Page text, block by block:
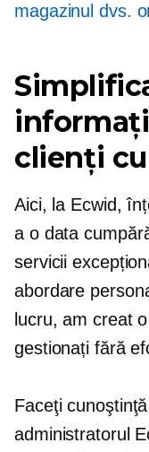
magazinul dvs.
clienți
Aici, la Ecwid,
a o data
servicii
abordare
lucru, am creat
gestionați fără
Faceţi
administratorul